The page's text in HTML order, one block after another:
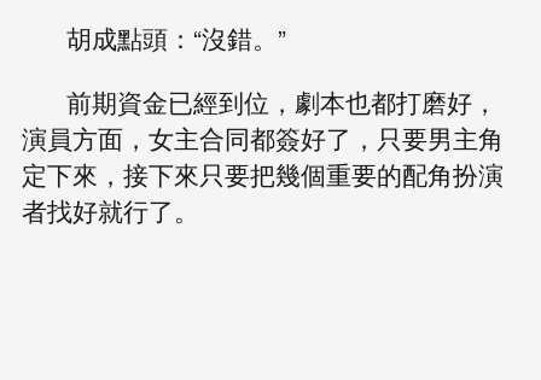
胡成點頭：“沒錯。”
前期資金已經到位，劇本也都打磨好，
演員方面，女主合同都簽好了，只要男主角
定下來，接下來只要把幾個重要的配角扮演
者找好就行了。